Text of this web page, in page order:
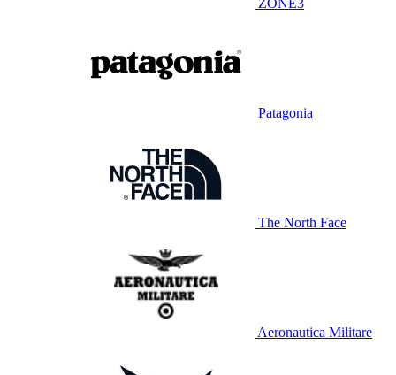
ZONE3
Patagonia
The North Face
Aeronautica Militare